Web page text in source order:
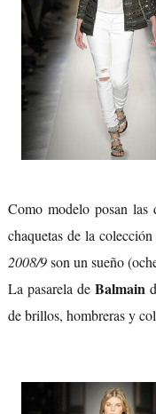
Como modelo posan
chaquetas de la colección
2008/9son un sueño
La pasarela deBalmain
de brillos, hombreras y